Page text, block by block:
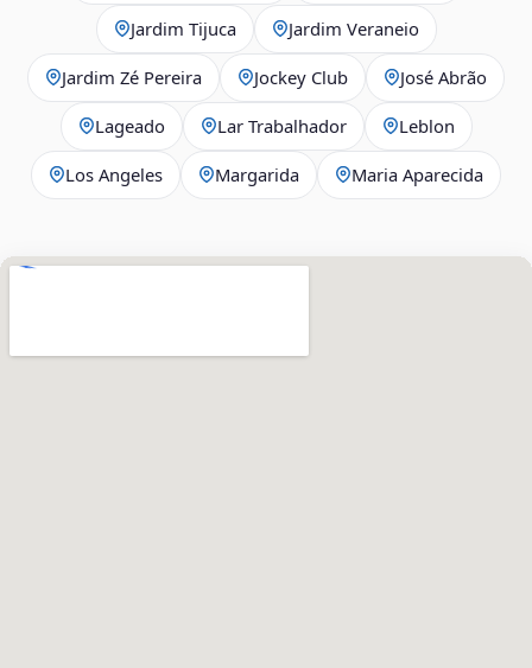
Jardim Tijuca Jardim Veraneio
Jardim Zé Pereira Jockey Club José Abrão
Lageado Lar Trabalhador Leblon
Los Angeles Margarida Maria Aparecida